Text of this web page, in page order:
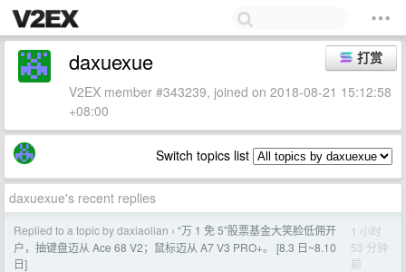
打赏
daxuexue
V2EX member #343239, joined on 2018-08-21 15:12:58
+08:00
Switch topics list
daxuexue's recent replies
Replied to a topic by daxiaolian › “万 1 免 5”股票基金大笑脸低佣开
户，抽键盘迈从 Ace 68 V2；鼠标迈从 A7 V3 PRO+。 [8.3 日~8.10
日]
1 小时
53 分钟
前